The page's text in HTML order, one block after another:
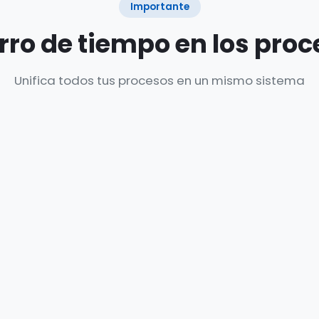
Importante
de tiempo en los
Unifica todos tus procesos en un mismo sistema